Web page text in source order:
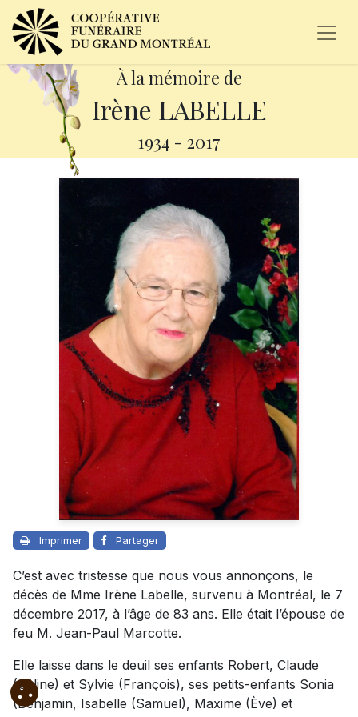
À la mémoire de
Irène LABELLE
1934 - 2017
Imprimer Partager
C’est avec tristesse que nous vous annonçons, le
décès de Mme Irène Labelle, survenu à Montréal, le 7
décembre 2017, à l’âge de 83 ans. Elle était l’épouse de
feu M. Jean-Paul Marcotte.
Elle laisse dans le deuil ses enfants Robert, Claude
(Céline) et Sylvie (François), ses petits-enfants Sonia
(Benjamin, Isabelle (Samuel), Maxime (Ève) et